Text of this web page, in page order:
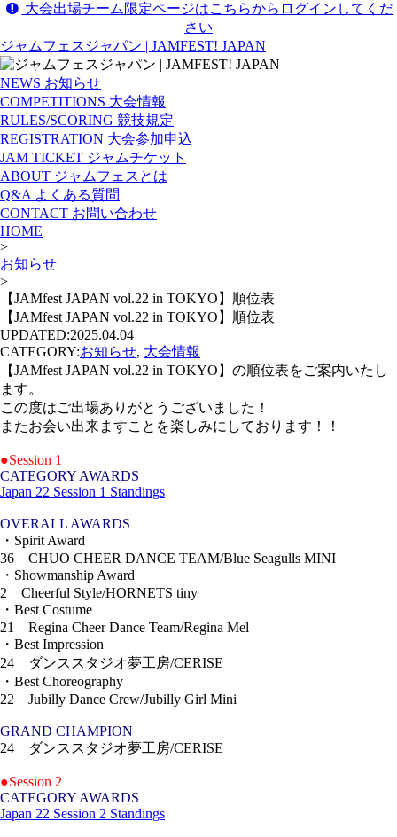
大会出場チーム限定ページはこちらからログインしてくだ
さい
ジャムフェスジャパン | JAMFEST! JAPAN
NEWS お知らせ
COMPETITIONS 大会情報
RULES/SCORING 競技規定
REGISTRATION 大会参加申込
JAM TICKET ジャムチケット
ABOUT ジャムフェスとは
Q&A よくある質問
CONTACT お問い合わせ
HOME
>
お知らせ
>
【JAMfest JAPAN vol.22 in TOKYO】順位表
【JAMfest JAPAN vol.22 in TOKYO】順位表
UPDATED:2025.04.04
CATEGORY:お知らせ, 大会情報
【JAMfest JAPAN vol.22 in TOKYO】の順位表をご案内いたし
ます。
この度はご出場ありがとうございました！
またお会い出来ますことを楽しみにしております！！
●Session 1
CATEGORY AWARDS
Japan 22 Session 1 Standings
OVERALL AWARDS
・Spirit Award
36 CHUO CHEER DANCE TEAM/Blue Seagulls MINI
・Showmanship Award
2 Cheerful Style/HORNETS tiny
・Best Costume
21 Regina Cheer Dance Team/Regina Mel
・Best Impression
24 ダンススタジオ夢工房/CERISE
・Best Choreography
22 Jubilly Dance Crew/Jubilly Girl Mini
GRAND CHAMPION
24 ダンススタジオ夢工房/CERISE
●Session 2
CATEGORY AWARDS
Japan 22 Session 2 Standings